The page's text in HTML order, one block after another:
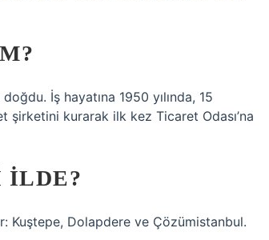
İş hayatına 1950 yılında, 15
şirketini kurarak ilk kez Ticaret Odası’na
ILDE?
Kuştepe, Dolapdere ve Çözümistanbul.